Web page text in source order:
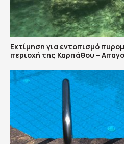
Εκτίμηση για εντοπισμό
περιοχή της Καρπάθου –